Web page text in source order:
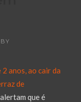
BY
anos, ao cair da
de
que é